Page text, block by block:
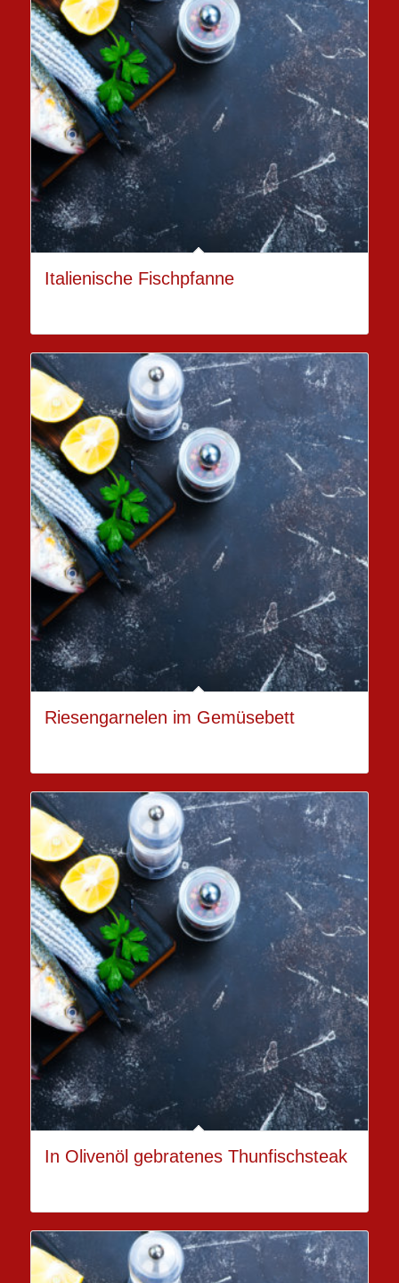
Italienische Fischpfanne
Riesengarnelen im Gemüsebett
In Olivenöl gebratenes Thunfischsteak